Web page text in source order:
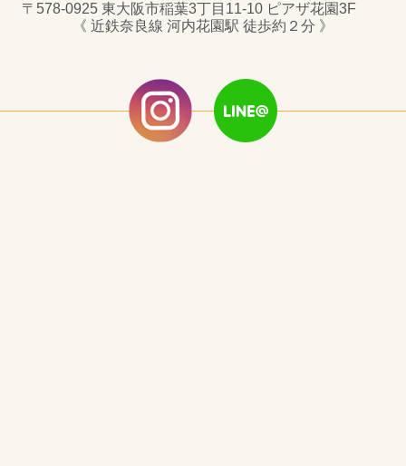
〒578-0925 東大阪市稲葉3丁目11-10 ピアザ花園3F
《 近鉄奈良線 河内花園駅 徒歩約２分 》